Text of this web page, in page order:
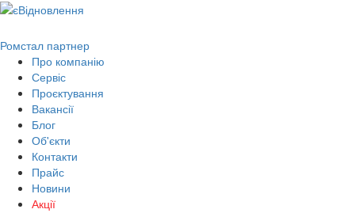
Ромстал партнер
Про компанію
Сервіс
Проєктування
Вакансії
Блог
Об'єкти
Контакти
Прайс
Новини
Акції